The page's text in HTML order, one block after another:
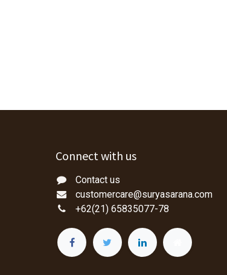
Connect with us
Contact us
customercare@suryasarana.com
+62(21) 65835077-78